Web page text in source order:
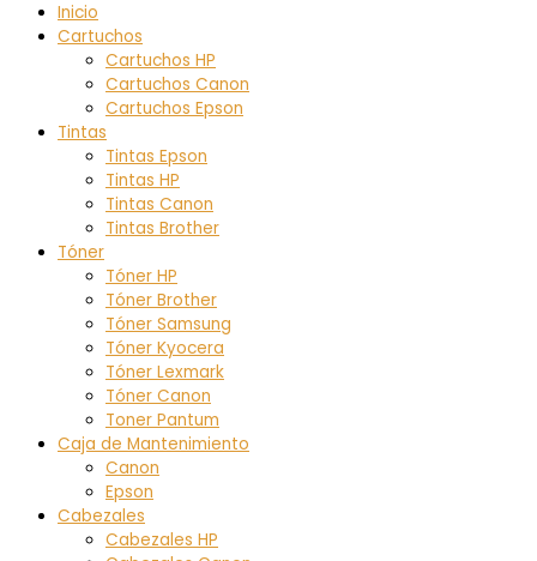
Inicio
Cartuchos
Cartuchos HP
Cartuchos Canon
Cartuchos Epson
Tintas
Tintas Epson
Tintas HP
Tintas Canon
Tintas Brother
Tóner
Tóner HP
Tóner Brother
Tóner Samsung
Tóner Kyocera
Tóner Lexmark
Tóner Canon
Toner Pantum
Caja de Mantenimiento
Canon
Epson
Cabezales
Cabezales HP